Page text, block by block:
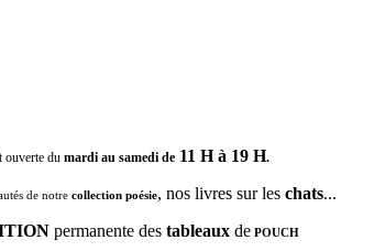
ouverte du mardi au samedi de 11 H à 19 H.
de notrecollection poésie, nos livres sur les chats...
permanente des tableaux de POUCH